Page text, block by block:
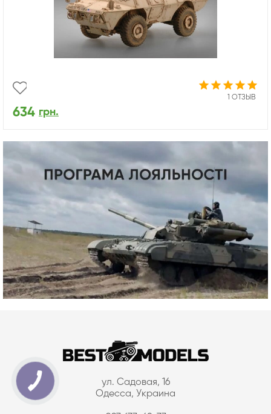
1 ОТЗЫВ
634 грн.
ул. Садовая, 16
Одесса, Украина